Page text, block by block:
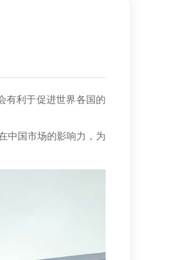
有利于促进世界各国的
中国市场的影响力，为